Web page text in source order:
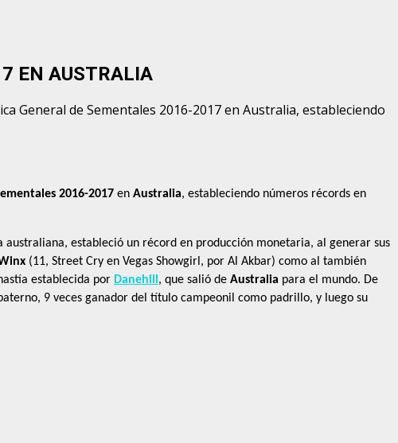
EN AUSTRALIA
General de Sementales 2016-2017 en Australia, estableciendo
2016-2017 en Australia, estableciendo números récords en
estableció un récord en producción monetaria, al generar sus
(11, Street Cry en Vegas Showgirl, por Al Akbar) como al también
establecida por Danehill , que salió de Australia para el mundo. De
9 veces ganador del título campeonil como padrillo, y luego su